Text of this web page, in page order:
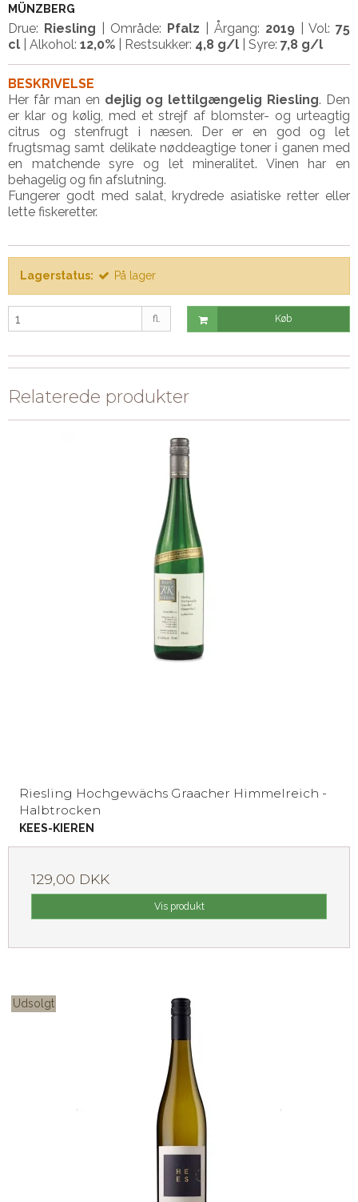
MÜNZBERG
Drue: Riesling | Område: Pfalz | Årgang: 2019 Vol: 75
cl
Alkohol: 12,0% | Restsukker: 4,8 g/l | Syre: 7,8 g/l
BESKRIVELSE
Her får man en dejlig og lettilgængelig Riesling. Den
er klar og kølig, med et strejf af blomster- og urteagtig
citrus og stenfrugt i næsen. Der er en god og let
frugtsmag samt delikate nøddeagtige toner i ganen med
en matchende syre og let mineralitet. Vinen har en
behagelig og fin afslutning.
Fungerer godt med salat, krydrede asiatiske retter eller
lette fiskeretter.
Lagerstatus: På lager
fl. Køb
Relaterede produkter
Riesling Hochgewächs Graacher Himmelreich -
Halbtrocken
KEES-KIEREN
129,00 DKK
Vis produkt
Udsolgt